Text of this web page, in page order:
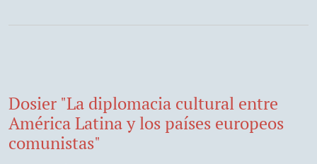
Dosier "La diplomacia cultural entre
América Latina y los países europeos
comunistas"